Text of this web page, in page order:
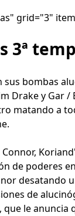
grid="3"
3ª
sus bombas
Drake y Gar /
matando a
de poderes
de
le